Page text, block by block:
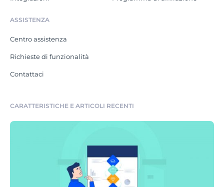
ASSISTENZA
Centro assistenza
Richieste di funzionalità
Contattaci
CARATTERISTICHE E ARTICOLI RECENTI